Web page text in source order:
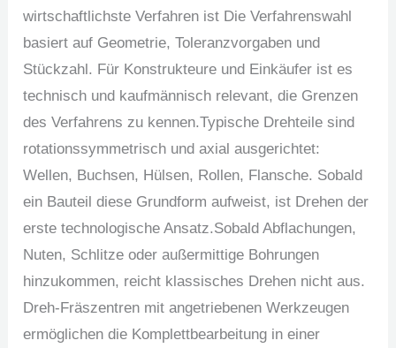
wirtschaftlichste Verfahren ist Die Verfahrenswahl
basiert auf Geometrie, Toleranzvorgaben und
Stückzahl. Für Konstrukteure und Einkäufer ist es
technisch und kaufmännisch relevant, die Grenzen
des Verfahrens zu kennen.Typische Drehteile sind
rotationssymmetrisch und axial ausgerichtet:
Wellen, Buchsen, Hülsen, Rollen, Flansche. Sobald
ein Bauteil diese Grundform aufweist, ist Drehen der
erste technologische Ansatz.Sobald Abflachungen,
Nuten, Schlitze oder außermittige Bohrungen
hinzukommen, reicht klassisches Drehen nicht aus.
Dreh-Fräszentren mit angetriebenen Werkzeugen
ermöglichen die Komplettbearbeitung in einer